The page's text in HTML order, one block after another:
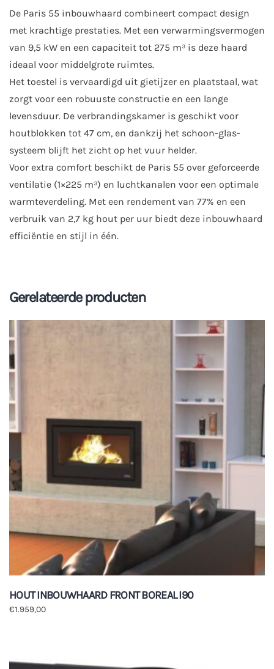
De Paris 55 inbouwhaard combineert compact design
met krachtige prestaties. Met een verwarmingsvermogen
van 9,5 kW en een capaciteit tot 275 m³ is deze haard
ideaal voor middelgrote ruimtes.
Het toestel is vervaardigd uit gietijzer en plaatstaal, wat
zorgt voor een robuuste constructie en een lange
levensduur. De verbrandingskamer is geschikt voor
houtblokken tot 47 cm, en dankzij het schoon-glas-
systeem blijft het zicht op het vuur helder.
Voor extra comfort beschikt de Paris 55 over geforceerde
ventilatie (1×225 m³) en luchtkanalen voor een optimale
warmteverdeling. Met een rendement van 77% en een
verbruik van 2,7 kg hout per uur biedt deze inbouwhaard
efficiëntie en stijl in één.
Gerelateerde producten
HOUT INBOUWHAARD FRONT BOREAL I90
€1.959,00